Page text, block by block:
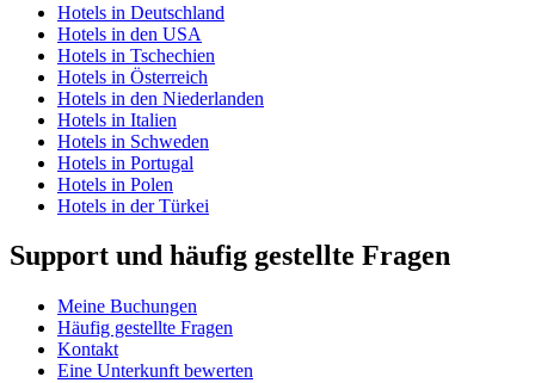
Hotels in Deutschland
Hotels in den USA
Hotels in Tschechien
Hotels in Österreich
Hotels in den Niederlanden
Hotels in Italien
Hotels in Schweden
Hotels in Portugal
Hotels in Polen
Hotels in der Türkei
Support und häufig gestellte Fragen
Meine Buchungen
Häufig gestellte Fragen
Kontakt
Eine Unterkunft bewerten